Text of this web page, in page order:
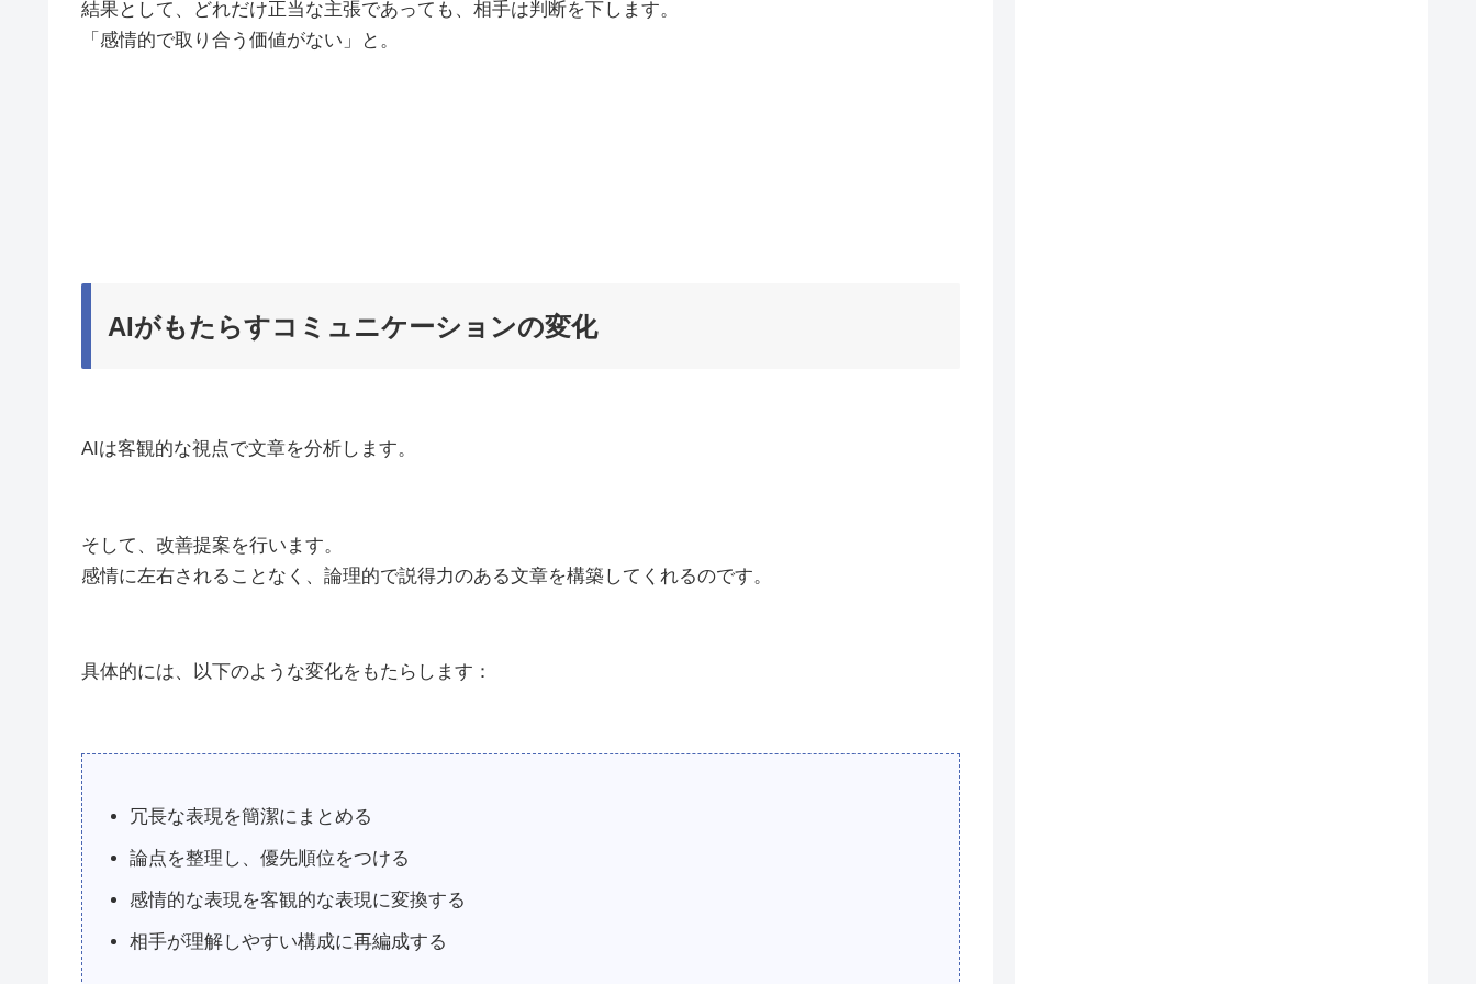
結果として、どれだけ正当な主張であっても、相手は判断を下します。
「感情的で取り合う価値がない」と。
AIがもたらすコミュニケーションの変化
AIは客観的な視点で文章を分析します。
そして、改善提案を行います。
感情に左右されることなく、論理的で説得力のある文章を構築してくれるのです。
具体的には、以下のような変化をもたらします：
冗長な表現を簡潔にまとめる
論点を整理し、優先順位をつける
感情的な表現を客観的な表現に変換する
相手が理解しやすい構成に再編成する